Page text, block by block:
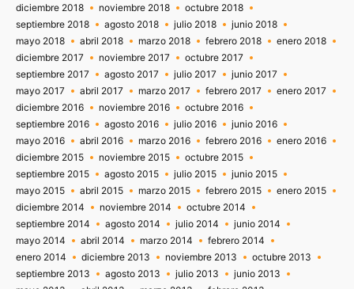
diciembre 2018
noviembre 2018
octubre 2018
septiembre 2018
agosto 2018 julio 2018
junio 2018
mayo 2018
abril 2018 marzo 2018 febrero 2018
enero 2018
diciembre 2017
noviembre 2017
octubre 2017
septiembre 2017
agosto 2017 julio 2017
junio 2017
mayo 2017
abril 2017 marzo 2017 febrero 2017
enero 2017
diciembre 2016
noviembre 2016
octubre 2016
septiembre 2016
agosto 2016 julio 2016
junio 2016
mayo 2016
abril 2016 marzo 2016 febrero 2016
enero 2016
diciembre 2015
noviembre 2015
octubre 2015
septiembre 2015
agosto 2015 julio 2015
junio 2015
mayo 2015
abril 2015 marzo 2015 febrero 2015
enero 2015
diciembre 2014
noviembre 2014
octubre 2014
septiembre 2014
agosto 2014 julio 2014
junio 2014
mayo 2014
abril 2014 marzo 2014
febrero 2014
enero 2014
diciembre 2013 noviembre 2013
octubre 2013
septiembre 2013
agosto 2013 julio 2013
junio 2013